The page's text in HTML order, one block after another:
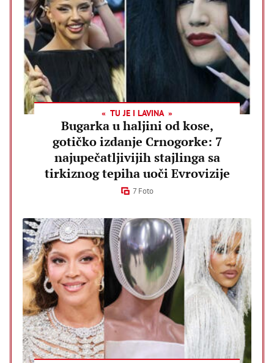
TU JE I LAVINA
Bugarka u haljini od kose,
gotičko izdanje Crnogorke: 7
najupečatljivijih stajlinga sa
tirkiznog tepiha uoči Evrovizije
7 Foto